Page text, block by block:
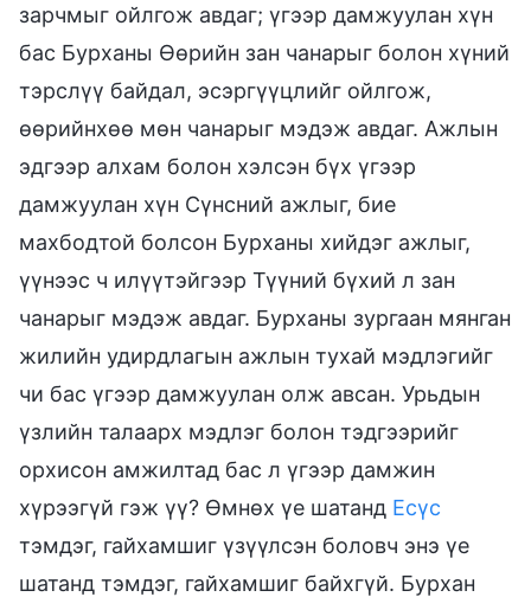
зарчмыг ойлгож авдаг; үгээр дамжуулан хүн
бас Бурханы Өөрийн зан чанарыг болон хүний
тэрслүү байдал, эсэргүүцлийг ойлгож,
өөрийнхөө мөн чанарыг мэдэж авдаг. Ажлын
эдгээр алхам болон хэлсэн бүх үгээр
дамжуулан хүн Сүнсний ажлыг, бие
махбодтой болсон Бурханы хийдэг ажлыг,
үүнээс ч илүүтэйгээр Түүний бүхий л зан
чанарыг мэдэж авдаг. Бурханы зургаан мянган
жилийн удирдлагын ажлын тухай мэдлэгийг
чи бас үгээр дамжуулан олж авсан. Урьдын
үзлийн талаарх мэдлэг болон тэдгээрийг
орхисон амжилтад бас л үгээр дамжин
хүрээгүй гэж үү? Өмнөх үе шатанд Есүс
тэмдэг, гайхамшиг үзүүлсэн боловч энэ үе
шатанд тэмдэг, гайхамшиг байхгүй. Бурхан